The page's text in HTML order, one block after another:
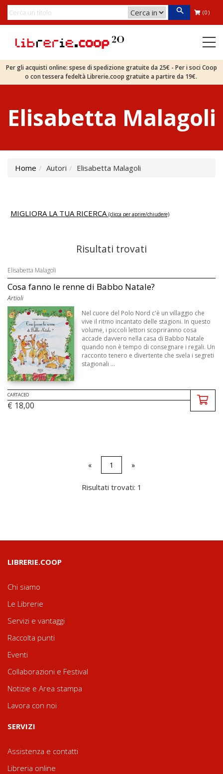
(0)
Per gli acquisti online: spese di spedizione gratuite da 25€ - Per i soci Coop
o con tessera fedeltà Librerie.coop gratuite a partire da 19€.
Elisabetta Malagoli
Home Autori Elisabetta Malagoli
MIGLIORA LA TUA RICERCA (clicca per aprire/chiudere)
Risultati trovati
Elisabetta Malagoli
Cosa fanno le renne di Babbo Natale?
Artioli
Nel cuore del Polo Nord c'è un villaggio che
vive il ritmo incantato delle stagioni. In questo
volume, i piccoli lettori scopriranno cosa
accade davvero nella casa di Babbo Natale
quando non è tempo di consegnare i regali. Un
racconto tenero e divertente che svela i segreti
stagionali ...
CARTACEO
€ 18,00
« 1 »
Risultati trovati: 1
LIBRERIE.COOP
Chi siamo
Le Librerie
Servizi e vantaggi
Raccolta punti
Eventi
Collaborazioni e Festival
Notizie e Area stampa
Lavora con noi
SERVIZI
Assistenza e contatti
Libreria online